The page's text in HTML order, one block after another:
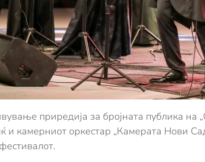
приредија за бројната публика на
камерниот оркестар „Камерата Нови